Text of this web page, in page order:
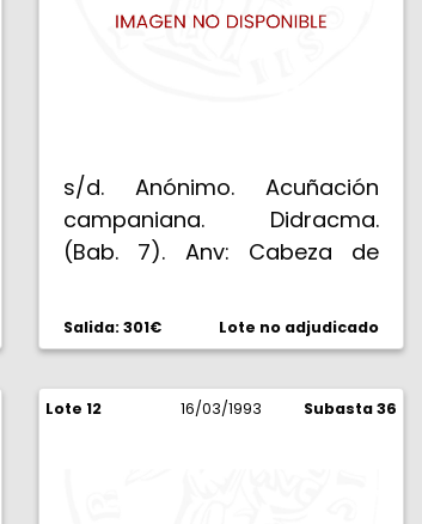
dátiles, bajo el caballo . 17,23
s/d. Anónimo. Acuñación
campaniana. Didracma.
(Bab. 7). Anv: Cabeza de
detrás delfín. Rev: ROMANO.
Victoria semidesnuda en pie,
atando una corona a una
palma, XX en campo
Salida: 301€ Lote no adjudicado
Lote 12 16/03/1993 Subasta 36